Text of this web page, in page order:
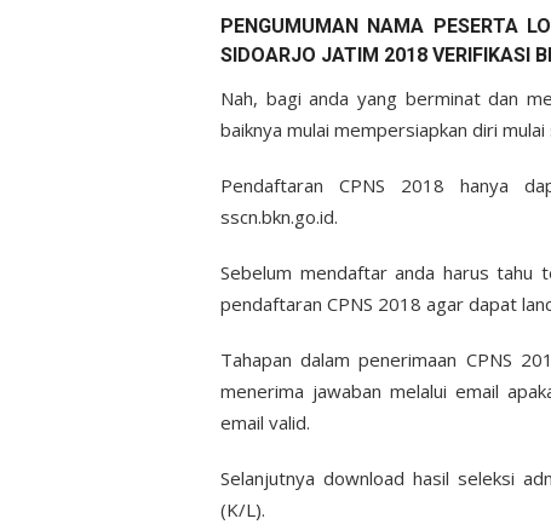
PENGUMUMAN NAMA PESERTA
SIDOARJO JATIM 2018 VERIFIKASI
Nah, bagi anda yang berminat dan
baiknya mulai mempersiapkan diri mulai
Pendaftaran CPNS 2018 hanya
sscn.bkn.go.id.
Sebelum mendaftar anda harus
pendaftaran CPNS 2018 agar dapat
Tahapan dalam penerimaan CPNS
menerima jawaban melalui email
email valid.
Selanjutnya download hasil seleksi
(K/L).